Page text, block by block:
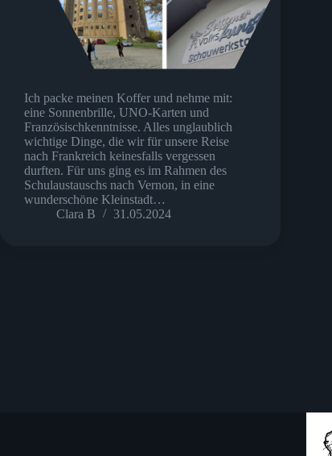
Ich packe meinen Koffer und nehme mit:
eine Sonnenbrille, UNO-Karten und
Französischkenntnisse. Alles unglaublich
wichtige Dinge, die wir für unsere Reise
nach Frankreich keinesfalls vergessen
durften. Für uns ging es im Rahmen des
Schulaustauschs nach Vernon, in eine
wunderschöne Kleinstadt…
Clara B
31.05.2024